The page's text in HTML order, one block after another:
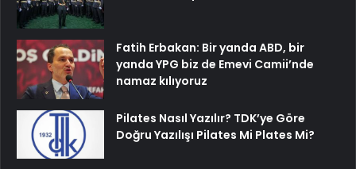
Fatih Erbakan: Bir yanda ABD, bir
yanda YPG biz de Emevi Camii’nde
namaz kılıyoruz
Pilates Nasıl Yazılır? TDK’ye Göre
Doğru Yazılışı Pilates Mi Plates Mi?